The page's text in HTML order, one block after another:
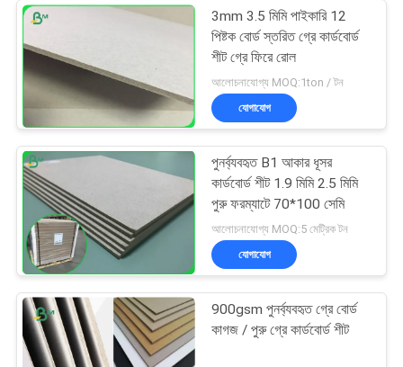
3mm 3.5 মিমি পাইকারি 12
পিষ্টক বোর্ড স্তরিত গ্রে কার্ডবোর্ড
শীট গ্রে ফিরে রোল
আলোচনাযোগ্য MOQ:1ton / টন
যোগাযোগ
পুনর্ব্যবহৃত B1 আকার ধূসর
কার্ডবোর্ড শীট 1.9 মিমি 2.5 মিমি
পুরু ফরম্যাটে 70*100 সেমি
আলোচনাযোগ্য MOQ:5 মেট্রিক টন
যোগাযোগ
900gsm পুনর্ব্যবহৃত গ্রে বোর্ড
কাগজ / পুরু গ্রে কার্ডবোর্ড শীট